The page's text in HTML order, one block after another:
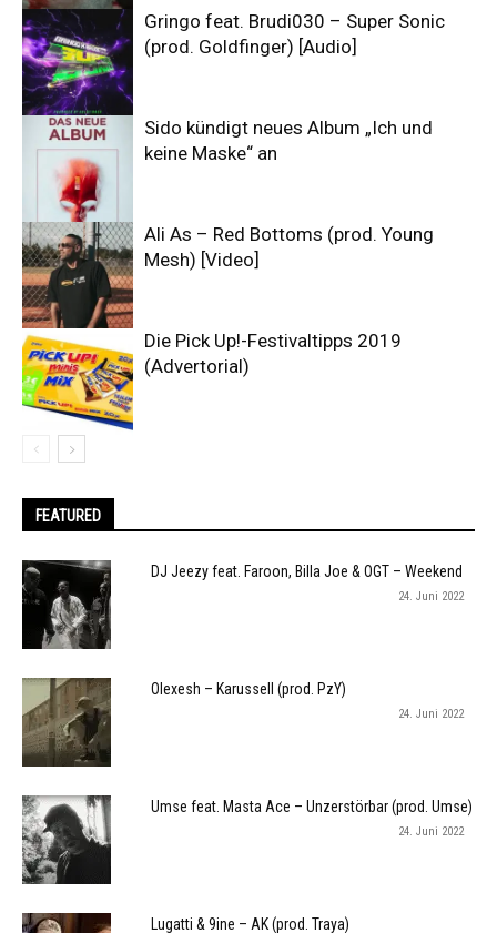
Gringo feat. Brudi030 – Super Sonic
(prod. Goldfinger) [Audio]
Sido kündigt neues Album „Ich und
keine Maske“ an
Ali As – Red Bottoms (prod. Young
Mesh) [Video]
Die Pick Up!-Festivaltipps 2019
(Advertorial)
FEATURED
DJ Jeezy feat. Faroon, Billa Joe & OGT – Weekend
24. Juni 2022
Olexesh – Karussell (prod. PzY)
24. Juni 2022
Umse feat. Masta Ace – Unzerstörbar (prod. Umse)
24. Juni 2022
Lugatti & 9ine – AK (prod. Traya)